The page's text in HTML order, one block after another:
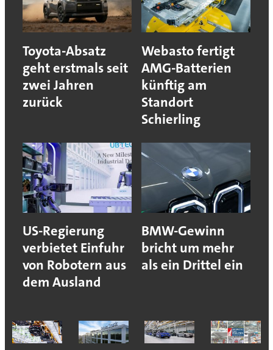
Toyota-Absatz
geht erstmals seit
zwei Jahren
zurück
Webasto fertigt
AMG-Batterien
künftig am
Standort
Schierling
US-Regierung
verbietet Einfuhr
von Robotern aus
dem Ausland
BMW-Gewinn
bricht um mehr
als ein Drittel ein